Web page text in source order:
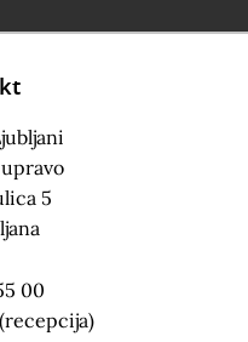
5
00